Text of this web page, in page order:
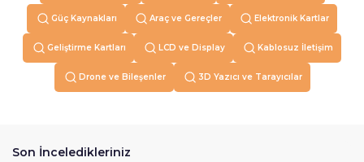
Güç Kaynakları Araç ve Gereçler Elektronik Kartlar
Geliştirme Kartları LCD ve Display Kablosuz İletişim
Drone ve Bileşenler 3D Yazıcı ve Tarayıcılar
Son İnceledikleriniz